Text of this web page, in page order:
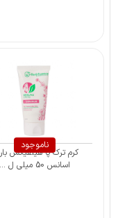
ناموجود
کرم ترک پا هیلفیکس
اسانس 50 میلی ل ...